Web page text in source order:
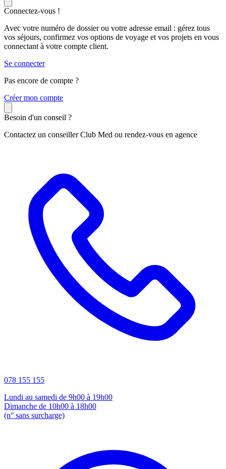
Connectez-vous !
Avec votre numéro de dossier ou votre adresse email : gérez tous
vos séjours, confirmez vos options de voyage et vos projets en vous
connectant à votre compte client.
Se connecter
Pas encore de compte ?
Créer mon compte
Besoin d'un conseil ?
Contactez un conseiller Club Med ou rendez-vous en agence
078 155 155
Lundi au samedi de 9h00 à 19h00
Dimanche de 10h00 à 18h00
(n° sans surcharge)